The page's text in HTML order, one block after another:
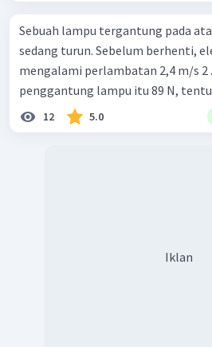
Sebuah lampu tergantung pada
sedang turun. Sebelum berhenti,
mengalami perlambatan 2,4 m/s 2
penggantung lampu itu 89 N,
12 5.0
Iklan